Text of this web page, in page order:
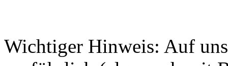
Wichtiger Hinweis: Auf